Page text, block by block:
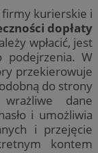
firmy kurierskie i
dopłaty
wpłacić, jest
podejrzenia. W
przekierowuje
do strony
dane
i umożliwia
i przejęcie
kontem